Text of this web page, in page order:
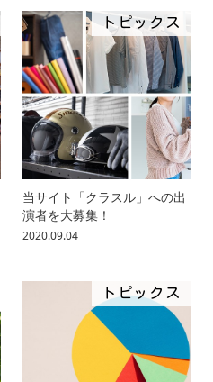
トピックス
当サイト「クラスル」への出
演者を大募集！
2020.09.04
トピックス